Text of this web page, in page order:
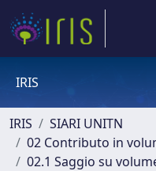
IRIS
IRIS
SIARI UNITN
02 Contributo in
02.1 Saggio su